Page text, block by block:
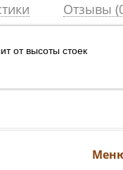
Отзывы
от высоты стоек